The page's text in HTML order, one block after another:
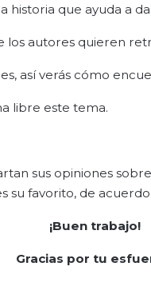
que ayuda a
los autores quieren
así verás cómo
libre este tema.
sus opiniones
favorito, de
¡Buen trabajo!
Gracias por tu